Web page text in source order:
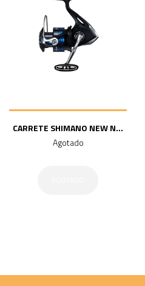
CARRETE SHIMANO NEW N...
Agotado